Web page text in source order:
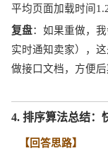
平均页面加载时间1.2
复盘：如果重做，
实时通知卖家），
做接口文档，方便后
4. 排序算法总结：
【回答思路】